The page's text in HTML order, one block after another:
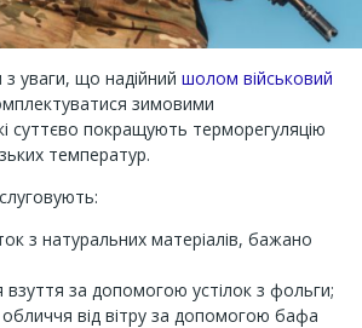
уваги, що надійний шолом військовий
зимовими
суттєво покращують терморегуляцію
температур.
з натуральних матеріалів, бажано
взуття за допомогою устілок з фольги;
від вітру за допомогою бафа